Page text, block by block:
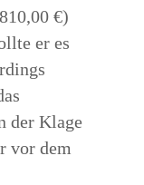
€)
er es
der Klage
vor dem